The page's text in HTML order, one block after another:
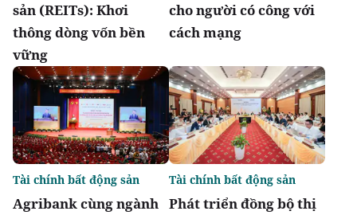
sản (REITs): Khơi
thông dòng vốn bền
vững
cho người có công với
cách mạng
Agribank cùng ngành
Tài chính bất động sản
Phát triển đồng bộ thị
Tài chính bất động sản